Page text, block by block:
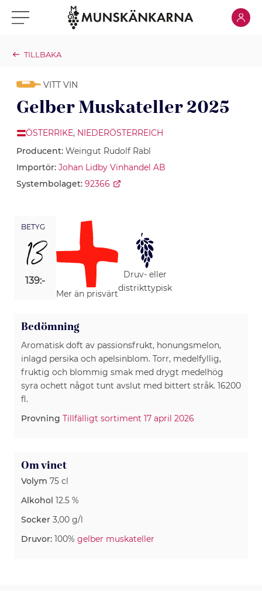
Klicka för meny Klicka
TILLBAKA
VITT VIN
Gelber Muskateller 2025
ÖSTERRIKE, NIEDERÖSTERREICH
Producent: Weingut Rudolf Rabl
Importör: Johan Lidby Vinhandel AB
Systembolaget: 92366
BETYG
13
139:-
Mer än prisvärt
Druv- eller
distrikttypisk
Bedömning
Aromatisk doft av passionsfrukt, honungsmelon,
inlagd persika och apelsinblom. Torr, medelfyllig,
fruktig och blommig smak med drygt medelhög
syra ochett något tunt avslut med bittert stråk. 16200
fl.
Provning Tillfälligt sortiment 17 april 2026
Om vinet
Volym 75 cl
Alkohol 12.5 %
Socker 3,00 g/l
Druvor: 100% gelber muskateller